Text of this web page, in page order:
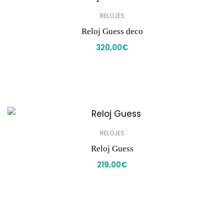
RELOJES
Reloj Guess deco
320,00€
RELOJES
Reloj Guess
219,00€